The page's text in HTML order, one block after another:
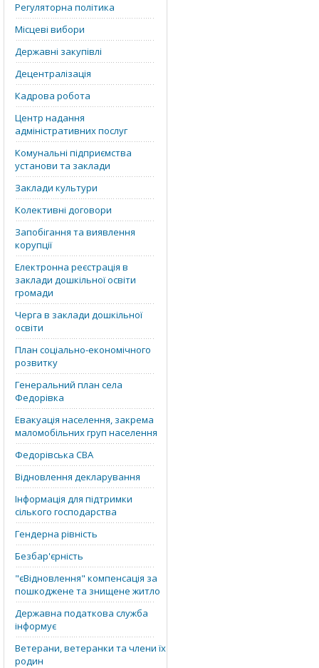
Регуляторна політика
Місцеві вибори
Державні закупівлі
Децентралізація
Кадрова робота
Центр надання
адміністративних послуг
Комунальні підприємства
установи та заклади
Заклади культури
Колективні договори
Запобігання та виявлення
корупції
Електронна реєстрація в
заклади дошкільної освіти
громади
Черга в заклади дошкільної
освіти
План соціально-економічного
розвитку
Генеральний план села
Федорівка
Евакуація населення, закрема
маломобільних груп населення
Федорівська СВА
Відновлення декларування
Інформація для підтримки
сілького господарства
Гендерна рівність
Безбар'єрність
"єВідновлення" компенсація за
пошкоджене та знищене житло
Державна податкова служба
інформує
Ветерани, ветеранки та члени їх
родин